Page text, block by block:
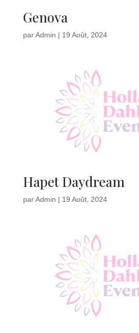
Genova
parAdmin | 19 Août, 2024
Hapet Daydream
parAdmin | 19 Août, 2024